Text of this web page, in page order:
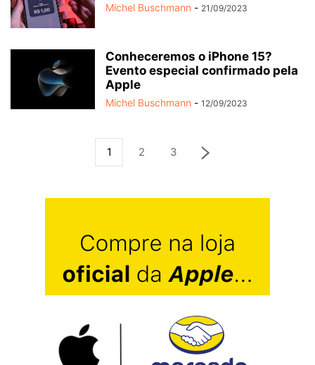
Michel Buschmann - 21/09/2023
Conheceremos o iPhone 15?
Evento especial confirmado pela
Apple
Michel Buschmann - 12/09/2023
1 2 3